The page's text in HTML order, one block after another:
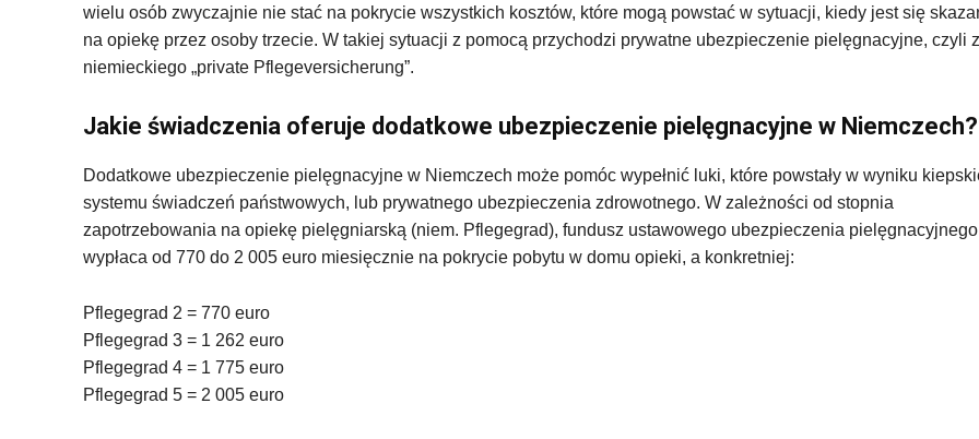
wielu osób zwyczajnie nie stać na pokrycie wszystkich kosztów, które mogą powstać w sytuacji, kiedy jest się
na opiekę przez osoby trzecie. W takiej sytuacji z pomocą przychodzi prywatne ubezpieczenie pielęgnacyjne, czyli z
niemieckiego „private Pflegeversicherung”.
Jakie świadczenia oferuje dodatkowe ubezpieczenie pielęgnacyjne w Niemczech?
Dodatkowe ubezpieczenie pielęgnacyjne w Niemczech może pomóc wypełnić luki, które powstały w wyniku
systemu świadczeń państwowych, lub prywatnego ubezpieczenia zdrowotnego. W zależności od stopnia
zapotrzebowania na opiekę pielęgniarską (niem. Pflegegrad), fundusz ustawowego ubezpieczenia pielęgnacyjnego
wypłaca od 770 do 2 005 euro miesięcznie na pokrycie pobytu w domu opieki, a konkretniej:
Pflegegrad 2 = 770 euro
Pflegegrad 3 = 1 262 euro
Pflegegrad 4 = 1 775 euro
Pflegegrad 5 = 2 005 euro